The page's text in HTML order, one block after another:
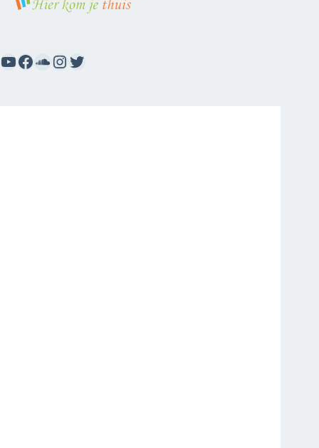
YouTube
Facebook
SoundCloud
Instagram
Twitter